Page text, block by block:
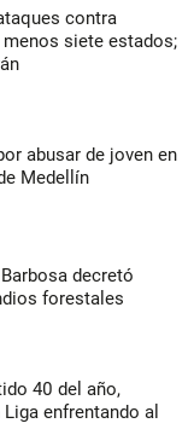
contra
siete estados;
abusar de joven en
Medellín
decretó
forestales
40 del año,
enfrentando al